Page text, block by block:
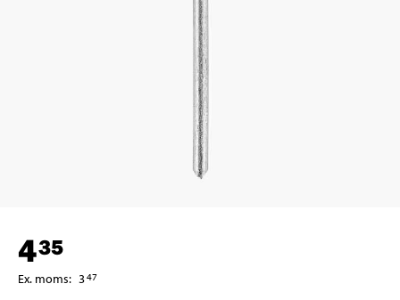
435
Ex. moms: 347